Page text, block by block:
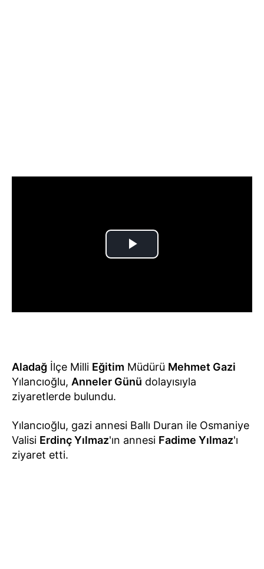
Aladağ İlçe Milli Eğitim Müdürü Mehmet Gazi
Yılancıoğlu, Anneler Günü dolayısıyla
ziyaretlerde bulundu.
Yılancıoğlu, gazi annesi Ballı Duran ile Osmaniye
Valisi Erdinç Yılmaz'ın annesi Fadime Yılmaz'ı
ziyaret etti.